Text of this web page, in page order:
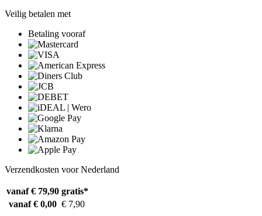
Veilig betalen met
Betaling vooraf
Verzendkosten voor Nederland
vanaf € 79,90 gratis*
vanaf € 0,00 € 7,90